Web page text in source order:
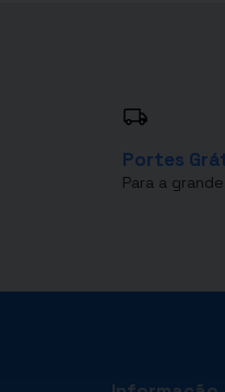
Portes
Para a